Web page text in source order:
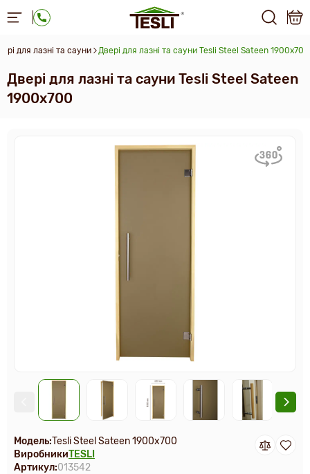
для лазні та сауни Двері для лазні та сауни Tesli Steel Sateen 1900х700
Двері для лазні та сауни Tesli Steel Sateen
1900х700
Модель:Tesli Steel Sateen 1900х700
ВиробникиTESLI
Артикул:013542